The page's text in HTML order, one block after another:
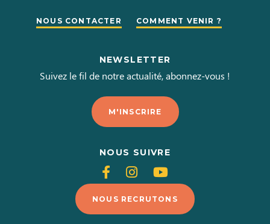
NOUS CONTACTER COMMENT VENIR ?
NEWSLETTER
Suivez le fil de notre actualité, abonnez-vous !
M'INSCRIRE
NOUS SUIVRE
Suivez-
nous
sur
Suivez-
nous
sur
Suivez-
nous
sur
NOUS RECRUTONS